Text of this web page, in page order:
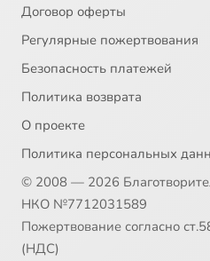
Договор оферты
Регулярные пожертвования
Безопасность платежей
Политика возврата
О проекте
Политика персональных
© 2008 — 2026
НКО №7712031589
Пожертвование согласно
(НДС)